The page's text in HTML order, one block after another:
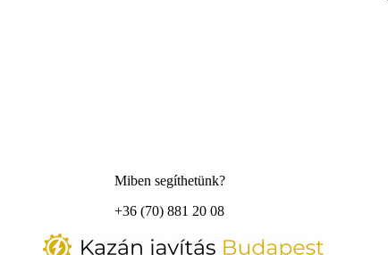
Miben segíthetünk?
+36 (70) 881 20 08